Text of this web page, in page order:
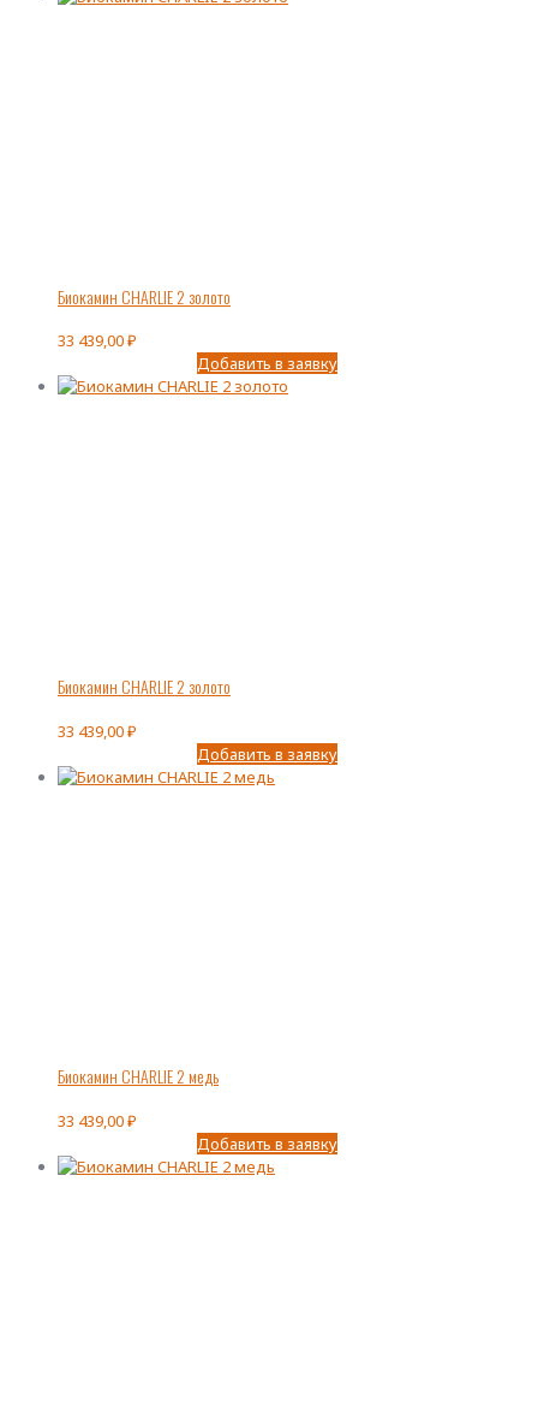
Биокамин CHARLIE 2 золото
33 439,00₽
Добавить в заявку
Биокамин CHARLIE 2 золото
33 439,00₽
Добавить в заявку
Биокамин CHARLIE 2 медь
33 439,00₽
Добавить в заявку